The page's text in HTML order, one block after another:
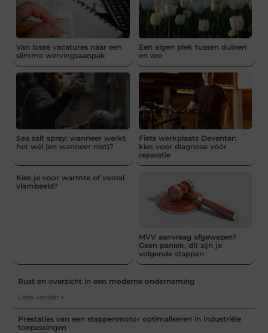
Van losse vacatures naar een
slimme wervingsaanpak
Een eigen plek tussen duinen
en zee
Sea salt spray: wanneer werkt
het wél (en wanneer niet)?
Fiets werkplaats Deventer:
kies voor diagnose vóór
reparatie
Kies je voor warmte of vooral
vlambeeld?
MVV aanvraag afgewezen?
Geen paniek, dit zijn je
volgende stappen
Rust en overzicht in een moderne onderneming
Lees verder »
Prestaties van een stappenmotor optimaliseren in industriële
toepassingen